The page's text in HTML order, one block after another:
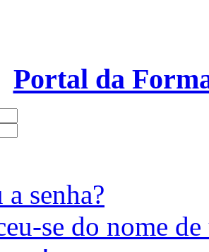
Portal da
a senha?
se do nome